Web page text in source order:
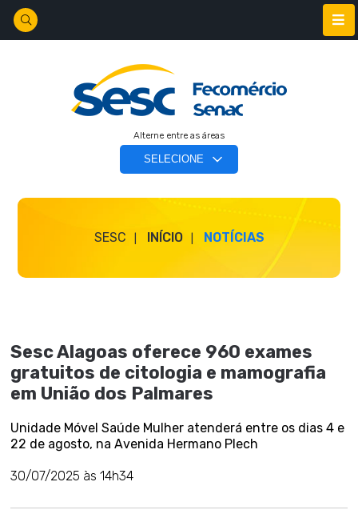
Alterne entre as áreas
SESC INÍCIO NOTÍCIAS
Sesc Alagoas oferece 960 exames
gratuitos de citologia e mamografia
em União dos Palmares
Unidade Móvel Saúde Mulher atenderá entre os dias 4 e
22 de agosto, na Avenida Hermano Plech
30/07/2025 às 14h34